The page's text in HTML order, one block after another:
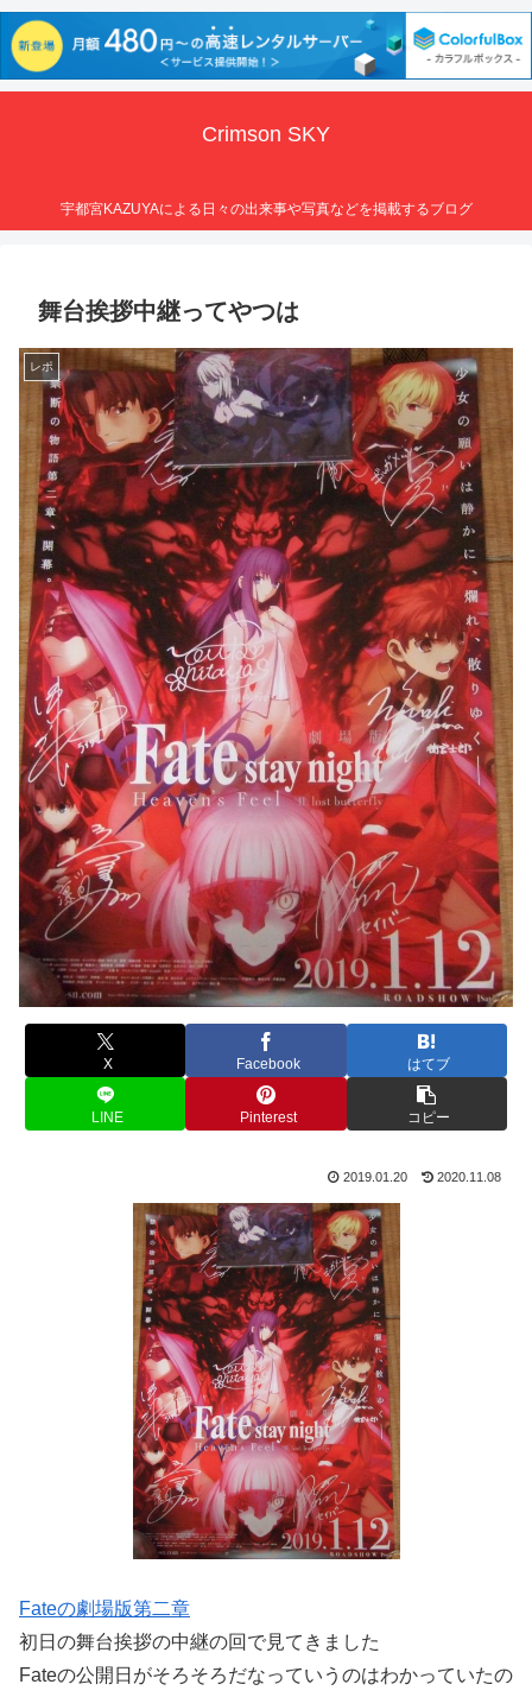
Crimson SKY
宇都宮KAZUYAによる日々の出来事や写真などを掲載するブログ
舞台挨拶中継ってやつは
レポ
X Facebook はてブ
LINE Pinterest コピー
2019.01.20 2020.11.08
Fateの劇場版第二章
初日の舞台挨拶の中継の回で見てきました
Fateの公開日がそろそろだなっていうのはわかっていたの